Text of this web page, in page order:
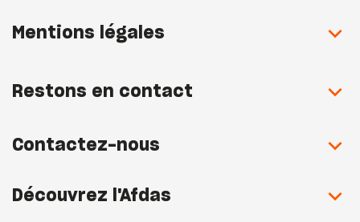
Mentions légales
Restons en contact
Contactez-nous
Découvrez l'Afdas